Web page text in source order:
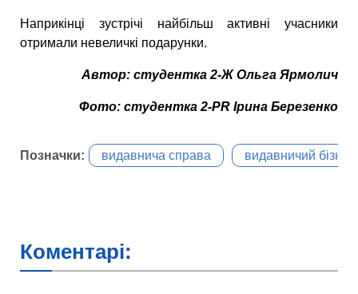
Наприкінці зустрічі найбільш активні учасники
отримали невеличкі подарунки.
Автор: студентка 2-Ж Ольга Ярмолич
Фото: студентка 2-PR Ірина Березенко
Позначки: видавнича справа видавничий бізнес
Коментарі: